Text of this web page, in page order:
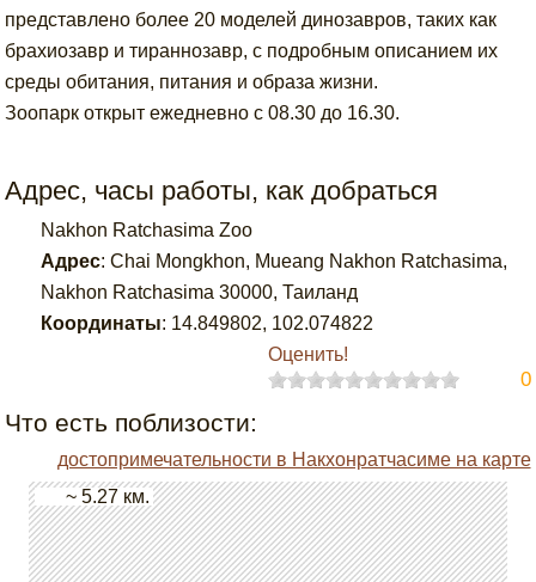
представлено более 20 моделей динозавров, таких как
брахиозавр и тираннозавр, с подробным описанием их
среды обитания, питания и образа жизни.
Зоопарк открыт ежедневно с 08.30 до 16.30.
Адрес, часы работы, как добраться
Nakhon Ratchasima Zoo
Адрес:Chai Mongkhon, Mueang Nakhon Ratchasima,
Nakhon Ratchasima 30000, Таиланд
Координаты: 14.849802, 102.074822
Оценить!
0
Что есть поблизости:
достопримечательности в Накхонратчасиме на карте
~ 5.27 км.